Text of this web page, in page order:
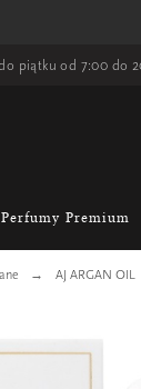
piątku od 7:00 do
Perfumy Premium
AJ ARGAN OIL